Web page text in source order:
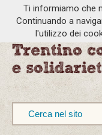
Ti informiamo che
Continuando a
l'utilizzo dei